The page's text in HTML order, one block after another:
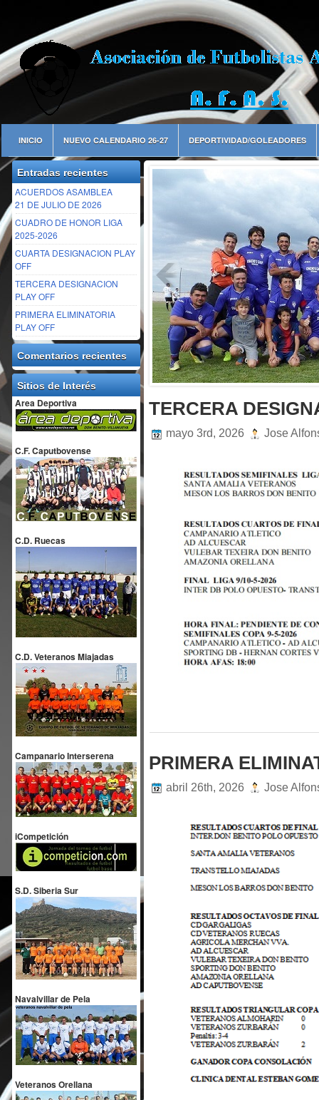
INICIO NUEVO CALENDARIO 26-27 DEPORTIVIDAD/GOLEADORES
Entradas recientes
ACUERDOS ASAMBLEA
21 DE JULIO DE 2026
CUADRO DE HONOR LIGA
2025-2026
CUARTA DESIGNACION PLAY
OFF
TERCERA DESIGNACION
PLAY OFF
PRIMERA ELIMINATORIA
PLAY OFF
Comentarios recientes
Sitios de Interés
Area Deportiva
C.F. Caputbovense
C.D. Ruecas
C.D. Veteranos Miajadas
Campanario Interserena
iCompetición
S.D. Siberia Sur
Navalvillar de Pela
Veteranos Orellana
TERCERA
mayo 3rd, 2026 Jose
PRIMERA
abril 26th, 2026 Jose